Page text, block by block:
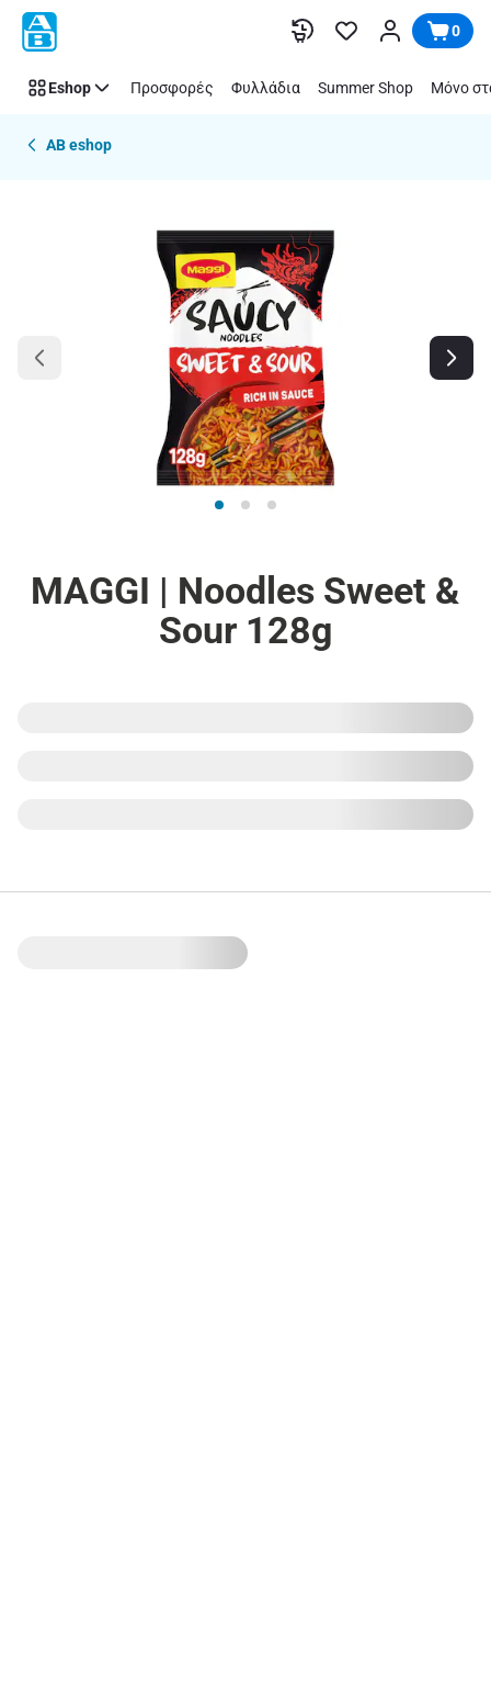
Παράλειψη 0
Eshop Προσφορές Φυλλάδια Summer Shop Μόνο
AB eshop
MAGGI | Noodles Sweet &
Sour 128g